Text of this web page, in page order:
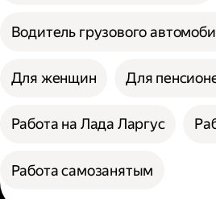
Водитель грузового
Для женщин Для
Работа на Лада Ларгус
Работа самозанятым